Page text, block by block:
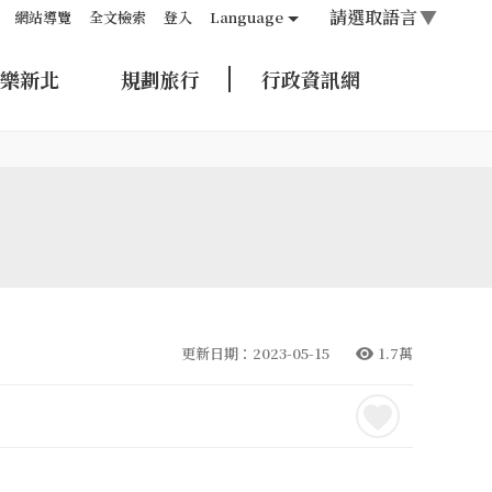
網站導覽 全文檢索 登入 Language 請選取語言▼
新北 規劃旅行 行政資訊網
更新日期：2023-05-15 1.7萬